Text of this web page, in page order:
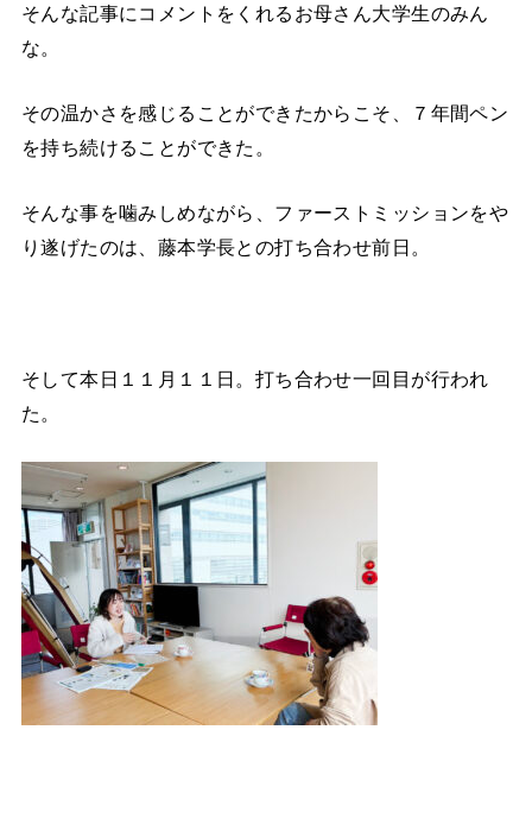
そんな記事にコメントをくれるお母さん大学生のみん
な。
その温かさを感じることができたからこそ、７年間ペン
を持ち続けることができた。
そんな事を噛みしめながら、ファーストミッションをや
り遂げたのは、藤本学長との打ち合わせ前日。
そして本日１１月１１日。打ち合わせ一回目が行われ
た。